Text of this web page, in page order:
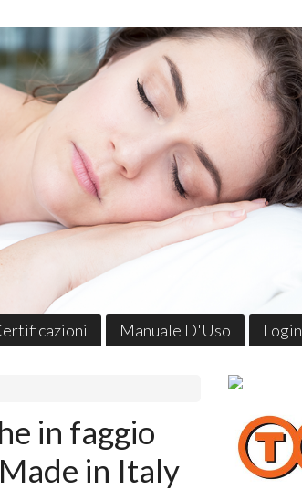
Manuale D'Uso Login
in faggio
in Italy